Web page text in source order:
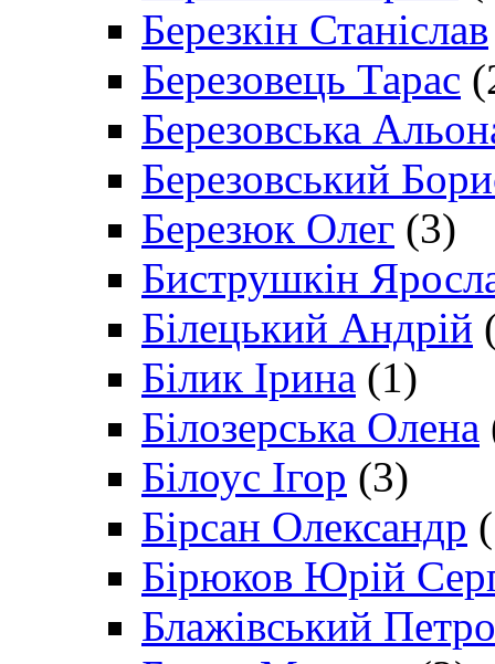
Березкін Станіслав
Березовець Тарас
Березовська
Березовський
Березюк Олег (3)
Биструшкін
Білецький Андрій
Білик Ірина (1)
Білозерська Олена
Білоус Ігор (3)
Бірсан Олександр
Бірюков Юрій
Блажівський Петро